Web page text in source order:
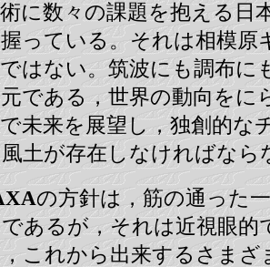
に数々の課題を抱える日
っている。それは相模原
はない。筑波にも調布に
である，世界の動向をに
未来を展望し，独創的な
土が存在しなければなら
の方針は，筋の通った
あるが，それは近視眼的
これから出来するさまざ